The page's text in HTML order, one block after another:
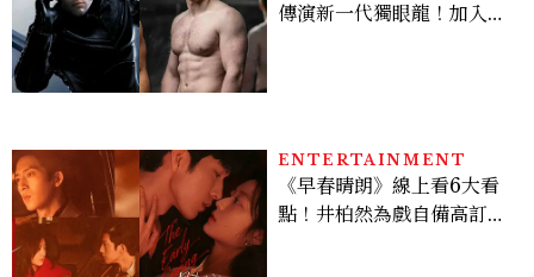
傳演新一代獨眼龍！加入新
ENTERTAINMENT
《早春晴朗》線上看6大看
點！井柏然為戲自備高訂，